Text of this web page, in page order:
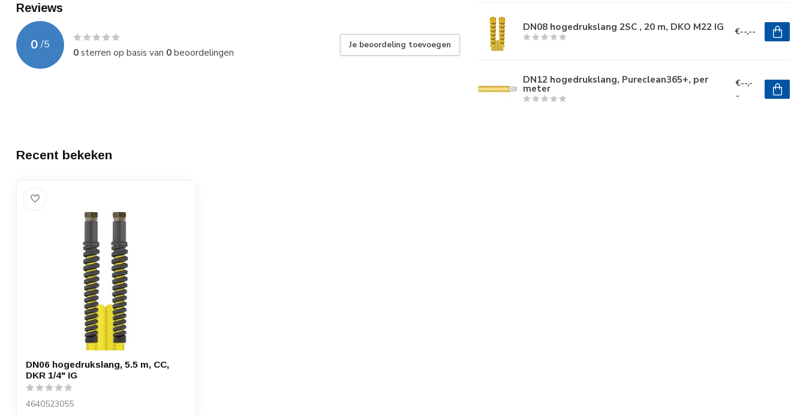
Reviews
0 /5
0sterren op basis van 0beoordelingen
Je beoordeling toevoegen
DN08 hogedrukslang 2SC , 20 m, DKO M22 IG €--,--
DN12 hogedrukslang, Pureclean365+, per
meter
€--,-
-
Recent bekeken
DN06 hogedrukslang, 5.5 m, CC,
DKR 1/4" IG
4640523055